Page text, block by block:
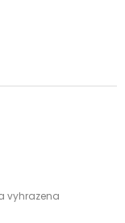
vyhrazena